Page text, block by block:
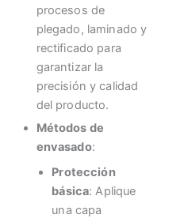
procesos de
plegado, laminado y
rectificado para
garantizar la
precisión y calidad
del producto.
Métodos de
envasado:
Protección
básica: Aplique
una capa